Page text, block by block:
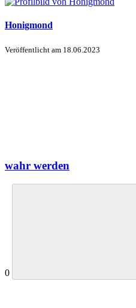
Honigmond
Veröffentlicht am 18.06.2023
wahr werden
0